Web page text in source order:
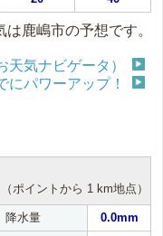
は鹿嶋市の予想です。
天気ナビゲータ）
にパワーアップ！
（ポイントから 1 km地点）
降水量
0.0mm